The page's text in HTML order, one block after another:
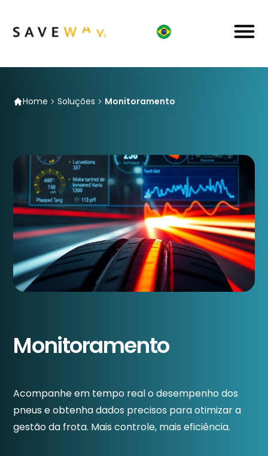
Home Soluções Monitoramento
Monitoramento
Acompanhe em tempo real o desempenho dos
pneus e obtenha dados precisos para otimizar a
gestão da frota. Mais controle, mais eficiência.